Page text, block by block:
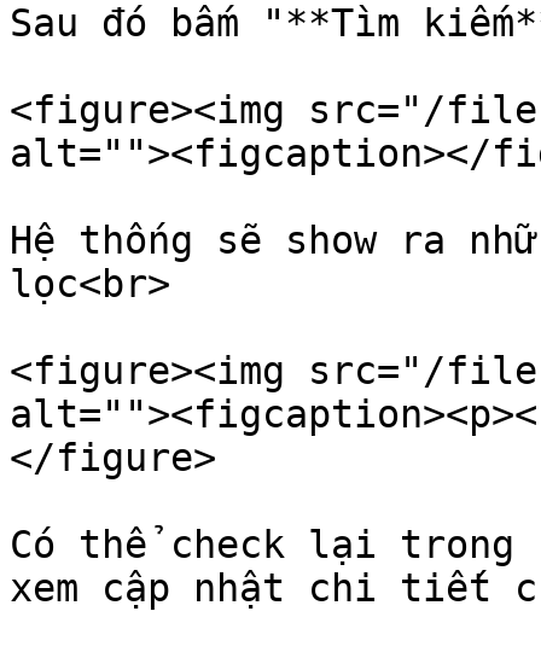
Sau đó bấm "**Tìm
<figure><img src="/files/
alt=""><figcaption></
Hệ thống sẽ show ra
lọc<br>
<figure><img src="/files/
</figure>
Có thể check lại trong
xem cập nhật chi tiết